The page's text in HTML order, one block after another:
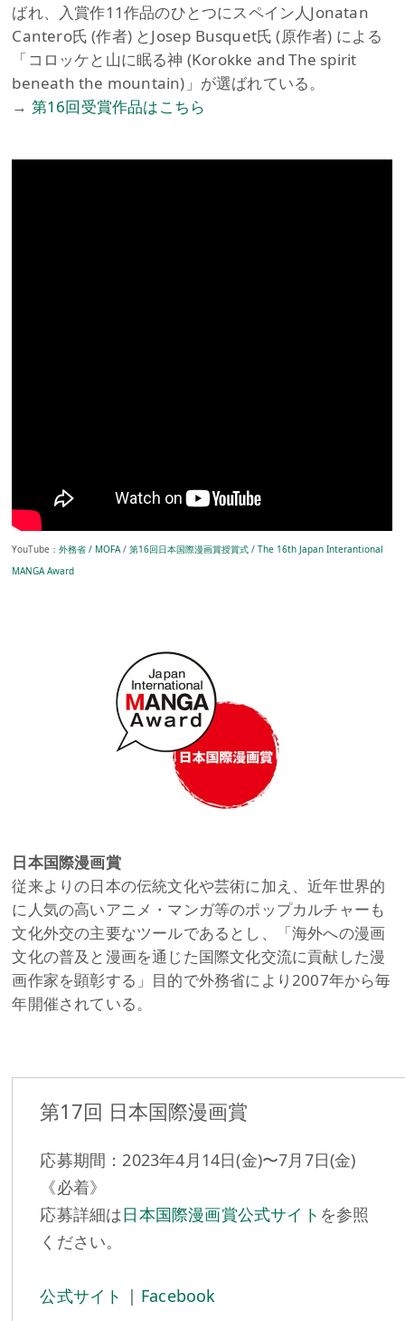
ばれ、入賞作11作品のひとつにスペイン人Jonatan
Cantero氏 (作者) とJosep Busquet氏 (原作者) による
「コロッケと山に眠る神 (Korokke and The spirit
beneath the mountain)」が選ばれている。
→ 第16回受賞作品はこちら
YouTube：外務省 / MOFA/第16回日本国際漫画賞授賞式 / The 16th Japan Interantional
MANGA Award
日本国際漫画賞
従来よりの日本の伝統文化や芸術に加え、近年世界的
に人気の高いアニメ・マンガ等のポップカルチャーも
文化外交の主要なツールであるとし、「海外への漫画
文化の普及と漫画を通じた国際文化交流に貢献した漫
画作家を顕彰する」目的で外務省により2007年から毎
年開催されている。
第17回 日本国際漫画賞
応募期間：2023年4月14日(金)〜7月7日(金)
《必着》
応募詳細は日本国際漫画賞公式サイト を参照
ください。
公式サイト | Facebook